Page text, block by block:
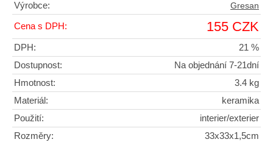
Výrobce: Gresan
Cena s DPH: 155 CZK
DPH:
21 %
Dostupnost:
Na objednání 7-21dní
Hmotnost:
3.4 kg
Materiál:
keramika
Použití:
interier/exterier
Rozměry:
33x33x1,5cm